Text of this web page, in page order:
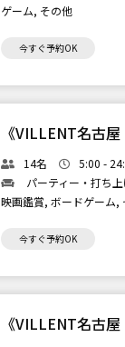
ゲーム, その他
今すぐ予約OK
《VILLENT名古
14名 5:00 -
パーティー・打ち
映画鑑賞, ボードゲーム,
今すぐ予約OK
《VILLENT名古